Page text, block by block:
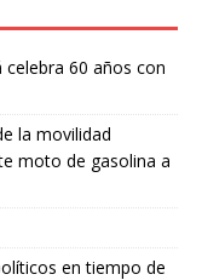
60 años con
la movilidad
moto de gasolina a
en tiempo de